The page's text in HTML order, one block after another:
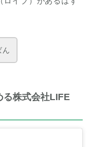
ん
る株式会社LIFE